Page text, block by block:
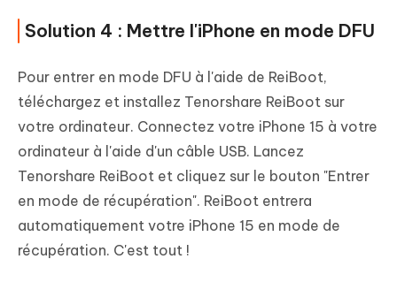
Solution 4 : Mettre l'iPhone en mode DFU
Pour entrer en mode DFU à l'aide de ReiBoot,
téléchargez et installez Tenorshare ReiBoot sur
votre ordinateur. Connectez votre iPhone 15 à votre
ordinateur à l'aide d'un câble USB. Lancez
Tenorshare ReiBoot et cliquez sur le bouton "Entrer
en mode de récupération". ReiBoot entrera
automatiquement votre iPhone 15 en mode de
récupération. C'est tout !